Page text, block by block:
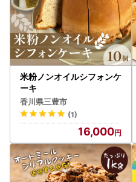
米粉ノンオイルシフォンケ
ーキ
香川県三豊市
(1)
16,000